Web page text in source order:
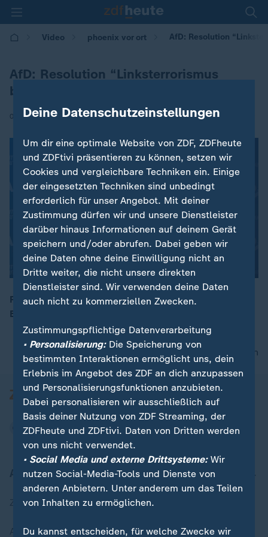
Video phoenix vor ort AfD: Resolution
AfD: Resolution “Linksterrorismus
bekämpfen”
04.07.2026 | 15:39
Rede von Thorsten Weiß (AfD) beim 17.
Bundesparteitag der AfD in Erfurt
nach oben
Aktuell bei ZDFheute
Zuletzt veröffentlicht
Aktuelle Sendungs-Videos
Deine Datenschutzeinstellungen
Um dir eine optimale Website von ZDF, ZDFheute
und ZDFtivi präsentieren zu können, setzen wir
Cookies und vergleichbare Techniken ein. Einige
der eingesetzten Techniken sind unbedingt
erforderlich für unser Angebot. Mit deiner
Zustimmung dürfen wir und unsere Dienstleister
darüber hinaus Informationen auf deinem Gerät
speichern und/oder abrufen. Dabei geben wir
deine Daten ohne deine Einwilligung nicht an
Dritte weiter, die nicht unsere direkten
Dienstleister sind. Wir verwenden deine Daten
auch nicht zu kommerziellen Zwecken.
Zustimmungspflichtige Datenverarbeitung
• Personalisierung:Die Speicherung von
bestimmten Interaktionen ermöglicht uns, dein
Erlebnis im Angebot des ZDF an dich anzupassen
und Personalisierungsfunktionen anzubieten.
Dabei personalisieren wir ausschließlich auf
Basis deiner Nutzung von ZDF Streaming, der
ZDFheute und ZDFtivi. Daten von Dritten werden
von uns nicht verwendet.
• Social Media und externe Drittsysteme:Wir
nutzen Social-Media-Tools und Dienste von
anderen Anbietern. Unter anderem um das Teilen
von Inhalten zu ermöglichen.
Du kannst entscheiden, für welche Zwecke wir